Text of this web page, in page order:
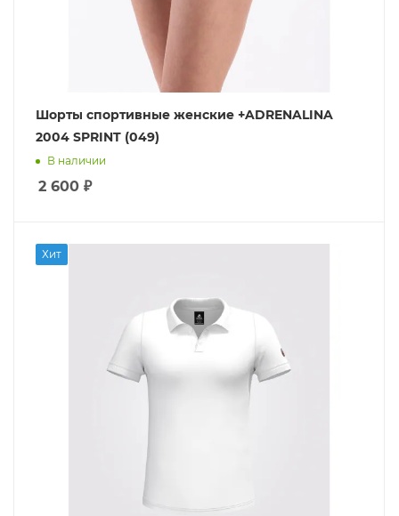
Шорты спортивные женские +ADRENALINA
2004 SPRINT (049)
В наличии
2 600 ₽
Хит